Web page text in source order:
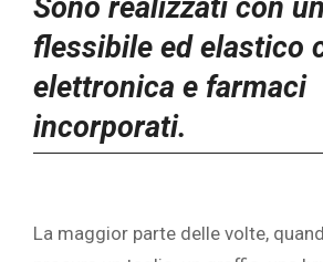
Sono realizzati con
flessibile ed elastico
elettronica e farmaci
incorporati.
La maggior parte delle volte,